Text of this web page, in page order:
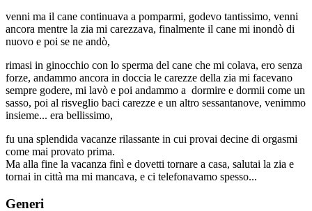
venni ma il cane continuava a pomparmi, godevo tantissimo, venni
ancora mentre la zia mi carezzava, finalmente il cane mi inondò di
nuovo e poi se ne andò,
rimasi in ginocchio con lo sperma del cane che mi colava, ero senza
forze, andammo ancora in doccia le carezze della zia mi facevano
sempre godere, mi lavò e poi andammo a dormire e dormii come un
sasso, poi al risveglio baci carezze e un altro sessantanove, venimmo
insieme... era bellissimo,
fu una splendida vacanze rilassante in cui provai decine di orgasmi
come mai provato prima.
Ma alla fine la vacanza finì e dovetti tornare a casa, salutai la zia e
tornai in città ma mi mancava, e ci telefonavamo spesso...
Generi